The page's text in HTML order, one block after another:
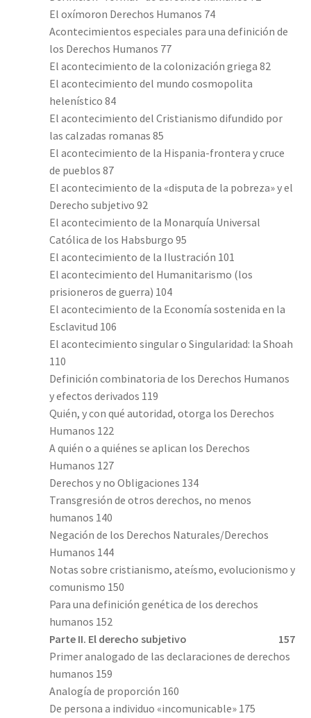
El oxímoron Derechos Humanos 74
Acontecimientos especiales para una definición de
los Derechos Humanos 77
El acontecimiento de la colonización griega 82
El acontecimiento del mundo cosmopolita
helenístico 84
El acontecimiento del Cristianismo difundido por
las calzadas romanas 85
El acontecimiento de la Hispania-frontera y cruce
de pueblos 87
El acontecimiento de la «disputa de la pobreza» y el
Derecho subjetivo 92
El acontecimiento de la Monarquía Universal
Católica de los Habsburgo 95
El acontecimiento de la Ilustración 101
El acontecimiento del Humanitarismo (los
prisioneros de guerra) 104
El acontecimiento de la Economía sostenida en la
Esclavitud 106
El acontecimiento singular o Singularidad: la Shoah
110
Definición combinatoria de los Derechos Humanos
y efectos derivados 119
Quién, y con qué autoridad, otorga los Derechos
Humanos 122
A quién o a quiénes se aplican los Derechos
Humanos 127
Derechos y no Obligaciones 134
Transgresión de otros derechos, no menos
humanos 140
Negación de los Derechos Naturales/Derechos
Humanos 144
Notas sobre cristianismo, ateísmo, evolucionismo y
comunismo 150
Para una definición genética de los derechos
humanos 152
Parte II. El derecho subjetivo
157
Primer analogado de las declaraciones de derechos
humanos 159
Analogía de proporción 160
De persona a individuo «incomunicable» 175